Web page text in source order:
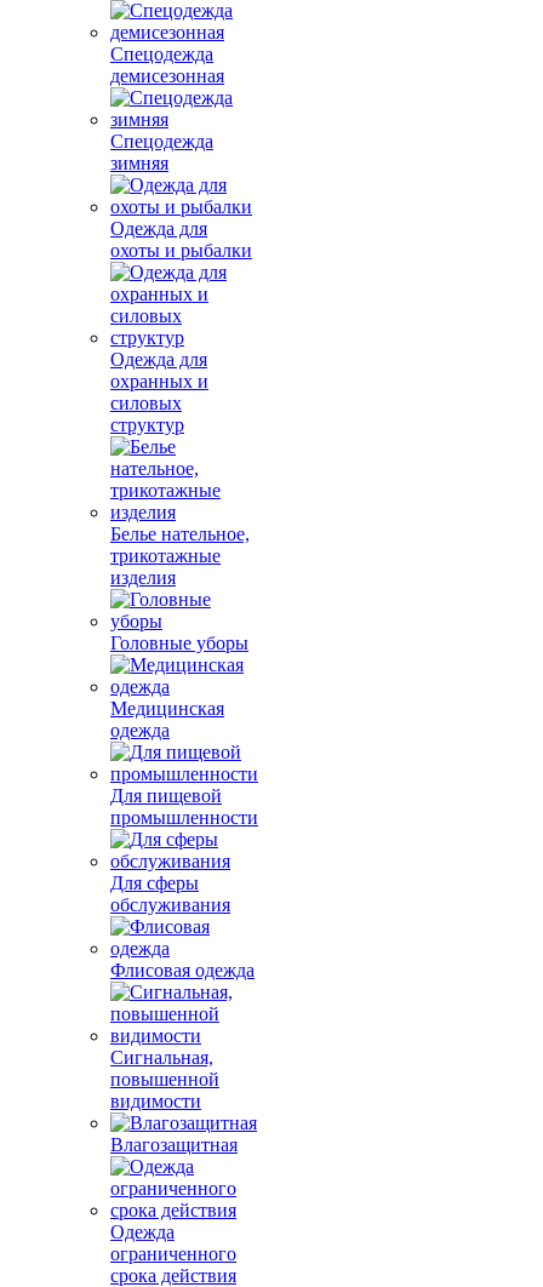
Спецодежда
демисезонная
Спецодежда
зимняя
Одежда для
охоты и рыбалки
Одежда для
охранных и
силовых
структур
Белье нательное,
трикотажные
изделия
Головные уборы
Медицинская
одежда
Для пищевой
промышленности
Для сферы
обслуживания
Флисовая одежда
Сигнальная,
повышенной
видимости
Влагозащитная
Одежда
ограниченного
срока действия